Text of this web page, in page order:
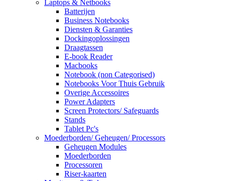
Laptops & Netbooks
Batterijen
Business Notebooks
Diensten & Garanties
Dockingoplossingen
Draagtassen
E-book Reader
Macbooks
Notebook (non Categorised)
Notebooks Voor Thuis Gebruik
Overige Accessoires
Power Adapters
Screen Protectors/ Safeguards
Stands
Tablet Pc's
Moederborden/ Geheugen/ Processors
Geheugen Modules
Moederborden
Processoren
Riser-kaarten